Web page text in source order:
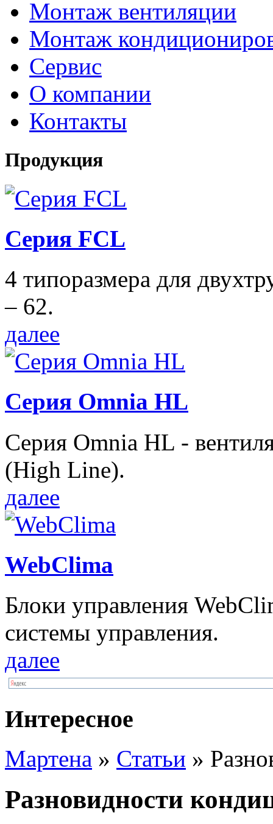
Монтаж вентиляции
Монтаж
Сервис
О компании
Контакты
Продукция
Серия FCL
4 типоразмера для
– 62.
далее
Серия Omnia HL
Серия Omnia HL -
(High Line).
далее
WebClima
Блоки упрaвлeния
системы управления.
далее
Интересное
Мартена » Статьи »
Разновидности